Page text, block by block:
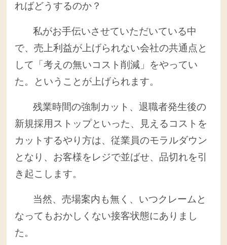
ればどうするのか？
私がお手伝いさせていただいている中
で、売上利益が上げられない会社の共通点と
して「考えの無いコスト削減」をやってい
た。ということが上げられます。
残業時間の強制カット、退職者発生後の
新規採用ストップといった、見えるコストを
カットするやり方は、従業員のモラルダウン
となり、お客様をレジで並ばせ、品切れを引
き起こします。
当然、売場案内も無く、いつクレームと
なってもおかしくない接客状態にありまし
た。